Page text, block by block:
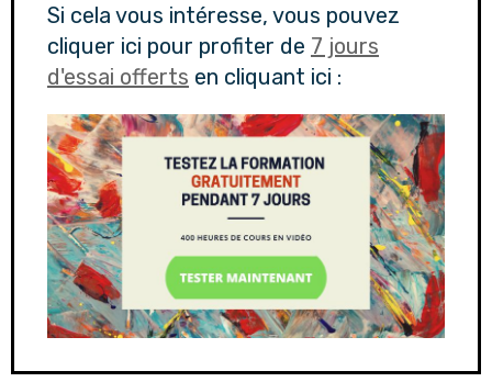
Si cela vous intéresse, vous pouvez
cliquer ici pour profiter de 7 jours
d'essai offerts en cliquant ici :